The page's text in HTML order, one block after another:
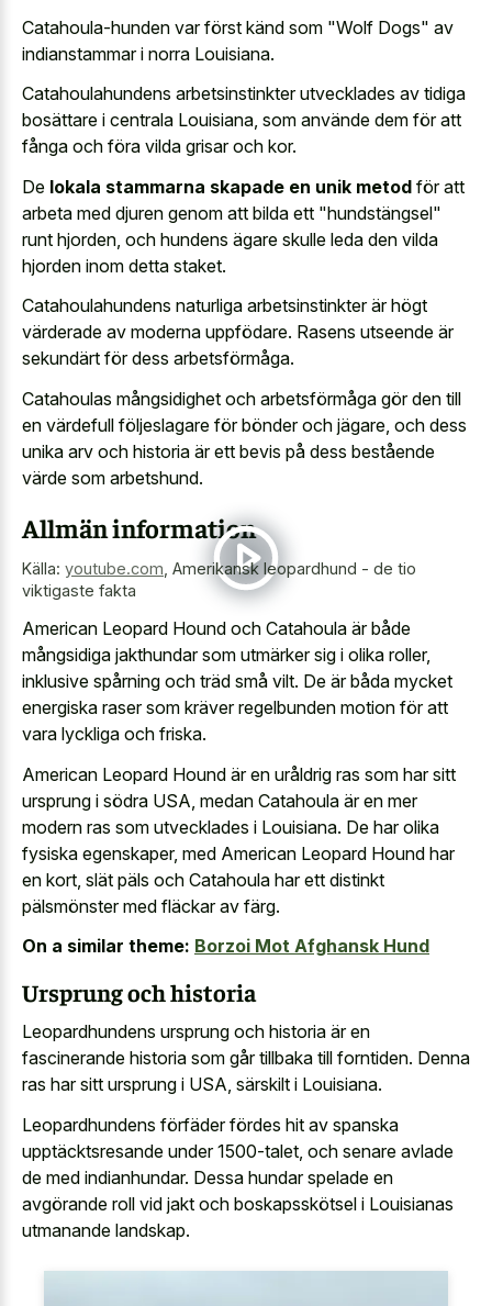
Catahoula-hunden var först känd som "Wolf Dogs" av
indianstammar i norra Louisiana.
Catahoulahundens arbetsinstinkter utvecklades av tidiga
bosättare i centrala Louisiana, som använde dem för att
fånga och föra vilda grisar och kor.
De lokala stammarna skapade en unik metod för att
arbeta med djuren genom att bilda ett "hundstängsel"
runt hjorden, och hundens ägare skulle leda den vilda
hjorden inom detta staket.
Catahoulahundens naturliga arbetsinstinkter är högt
värderade av moderna uppfödare. Rasens utseende är
sekundärt för dess arbetsförmåga.
Catahoulas mångsidighet och arbetsförmåga gör den till
en värdefull följeslagare för bönder och jägare, och dess
unika arv och historia är ett bevis på dess bestående
värde som arbetshund.
Allmän information
Källa: youtube.com Amerikansk leopardhund - de tio
viktigaste fakta
American Leopard Hound och Catahoula är både
mångsidiga jakthundar som utmärker sig i olika roller,
inklusive spårning och träd små vilt. De är båda mycket
energiska raser som kräver regelbunden motion för att
vara lyckliga och friska.
American Leopard Hound är en uråldrig ras som har sitt
ursprung i södra USA, medan Catahoula är en mer
modern ras som utvecklades i Louisiana. De har olika
fysiska egenskaper, med American Leopard Hound har
en kort, slät päls och Catahoula har ett distinkt
pälsmönster med fläckar av färg.
On a similar theme: Borzoi Mot Afghansk Hund
Ursprung och historia
Leopardhundens ursprung och historia är en
fascinerande historia som går tillbaka till forntiden. Denna
ras har sitt ursprung i USA, särskilt i Louisiana.
Leopardhundens förfäder fördes hit av spanska
upptäcktsresande under 1500-talet, och senare avlade
de med indianhundar. Dessa hundar spelade en
avgörande roll vid jakt och boskapsskötsel i Louisianas
utmanande landskap.